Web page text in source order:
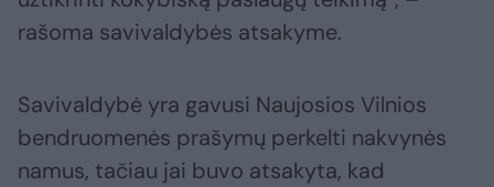
rašoma savivaldybės atsakyme.
Savivaldybė yra gavusi Naujosios Vilnios
bendruomenės prašymų perkelti nakvynės
namus, tačiau jai buvo atsakyta, kad